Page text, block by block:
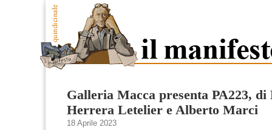
Galleria Macca presenta PA223, di
Herrera Letelier e Alberto Marci
18 Aprile 2023